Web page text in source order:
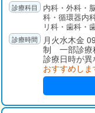
内科・外科・
科・循環器内
リ科・歯科・
月火水木金
制 一部診療
診療日時が
おすすめしま